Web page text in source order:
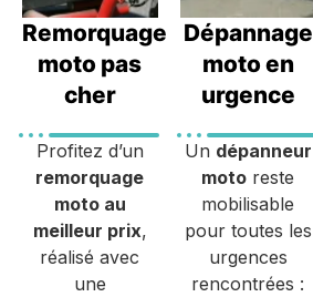
Remorquage
moto pas
cher
Profitez d’un
remorquage
moto au
meilleur prix,
réalisé avec
une
Dépannage
moto en
urgence
Un dépanneur
moto reste
mobilisable
pour toutes les
urgences
rencontrées :